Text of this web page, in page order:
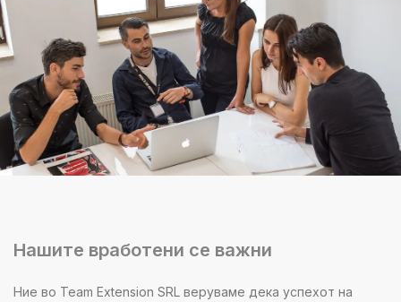
Нашите вработени се важни
Ние во Team Extension SRL веруваме дека успехот на